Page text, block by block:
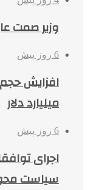
وزیر صمت
6 روز پیش
میلیارد دلار
6 روز پیش
اجرای
سیاست